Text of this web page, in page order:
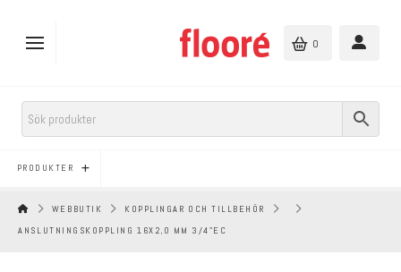
0
PRODUKTER
HEM WEBBUTIK
KOPPLINGAR OCH TILLBEHÖR
ANSLUTNINGSKOPPLING 16X2,0 MM 3/4"EC